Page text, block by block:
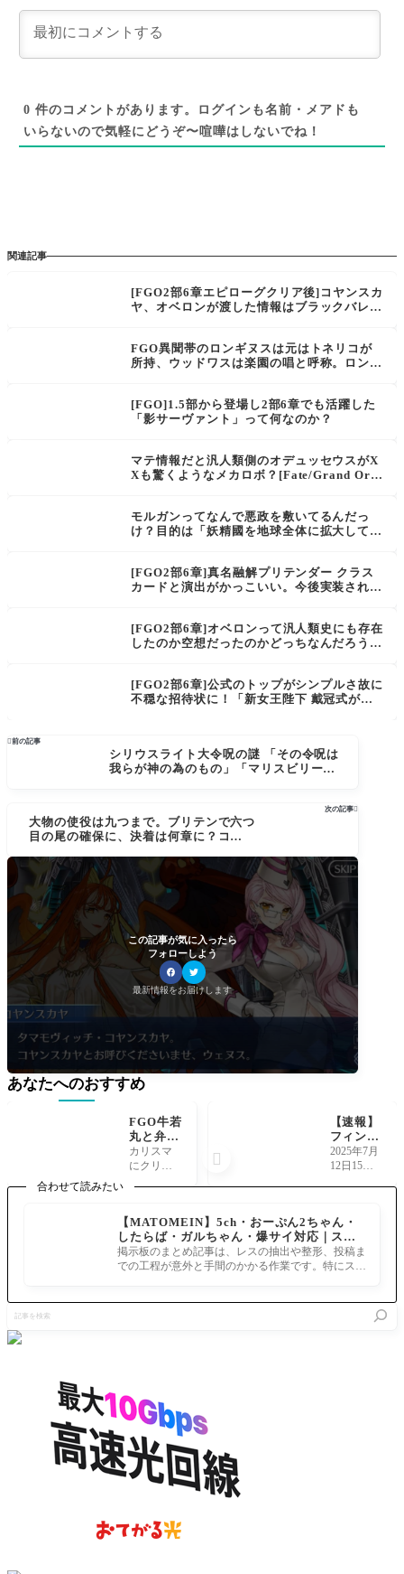
0 件のコメントがあります。ログインも名前・メアドも
いらないので気軽にどうぞ〜喧嘩はしないでね！
関連記事
[FGO2部6章エピローグクリア後]コヤンスカ
ヤ、オベロンが渡した情報はブラックバレル
FGO異聞帯のロンギヌスは元はトネリコが
所持、ウッドワスは楽園の唱と呼称。ロンゴ
[FGO]1.5部から登場し2部6章でも活躍した
「影サーヴァント」って何なのか？
マテ情報だと汎人類側のオデュッセウスがX
Xも驚くようなメカロボ？[Fate/Grand Ord
モルガンってなんで悪政を敷いてるんだっ
け？目的は「妖精國を地球全体に拡大してモ
[FGO2部6章]真名融解プリテンダー クラス
カードと演出がかっこいい。今後実装される
[FGO2部6章]オベロンって汎人類史にも存在
したのか空想だったのかどっちなんだろう？
たもの。」
[FGO2部6章]公式のトップがシンプルさ故に
不穏な招待状に！「新女王陛下 戴冠式が行
び、獣は炎を招き」マスター達のエピローグ
予想
前の記事
シリウスライト大令呪の謎 「その令呪は
我らが神の為のもの」「マリスビリー所
は持ってるのを忘れてそう[FGO]
次の記事
大物の使役は九つまで。ブリテンで六つ
目の尾の確保に、決着は何章に？コヤン
なること」[FGO]
この記事が気に入ったら
フォローしよう
最新情報をお届けします
合わせて読みたい
【MATOMEIN】5ch・おーぷん2ちゃん・
したらば・ガルちゃん・爆サイ対応｜スマ
ホでまとめ記事を作れるアプリ FGOのまと
め記事ができるまで
掲示板のまとめ記事は、レスの抽出や整形、投稿ま
での工程が意外と手間のかかる作業です。特にスマ
を
検
あなたへのおすすめ
FGO牛若
丸と弁慶
が強化と
モーショ
してる！
[いざ鎌
倉にさよ
ならを]
カリスマ
にクリテ
獲得が追
加
【速報】
フィン・
マックー
ル描き下
ち姿にマ
スターざ
わつく
【FGO F
2025年7月
12日15
s.2025」描
き下ろし
サーヴァ
ントのビ
